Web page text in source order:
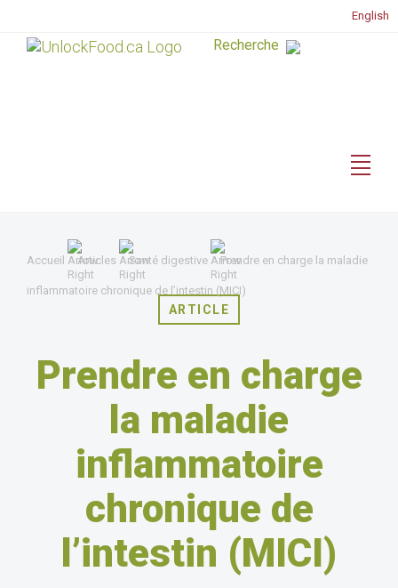
English
Accueil Articles Santé digestive Prendre en charge la maladie
inflammatoire chronique de l’intestin (MICI)
ARTICLE
Prendre en charge
la maladie
inflammatoire
chronique de
l’intestin (MICI)